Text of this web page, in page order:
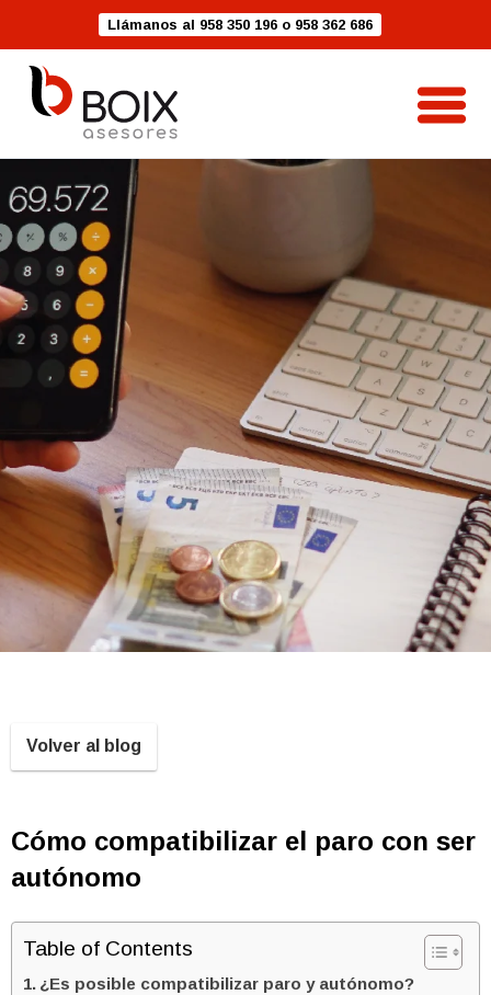
Llámanos al 958 350 196 o 958 362 686
Volver al blog
Cómo compatibilizar el paro con ser
autónomo
Table of Contents
¿Es posible compatibilizar paro y autónomo?